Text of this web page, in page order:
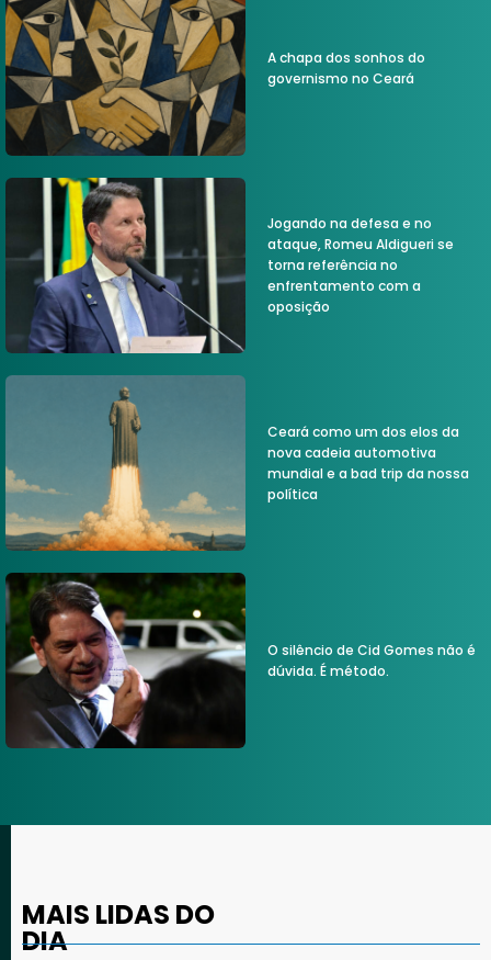
A chapa dos sonhos do
governismo no Ceará
Jogando na defesa e no
ataque, Romeu Aldigueri se
torna referência no
enfrentamento com a
oposição
Ceará como um dos elos da
nova cadeia automotiva
mundial e a bad trip da nossa
política
O silêncio de Cid Gomes não é
dúvida. É método.
MAIS LIDAS DO
DIA